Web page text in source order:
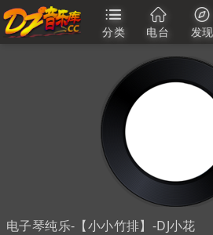
分类 电台 发现
电子琴纯乐-【小小竹排】-DJ小花